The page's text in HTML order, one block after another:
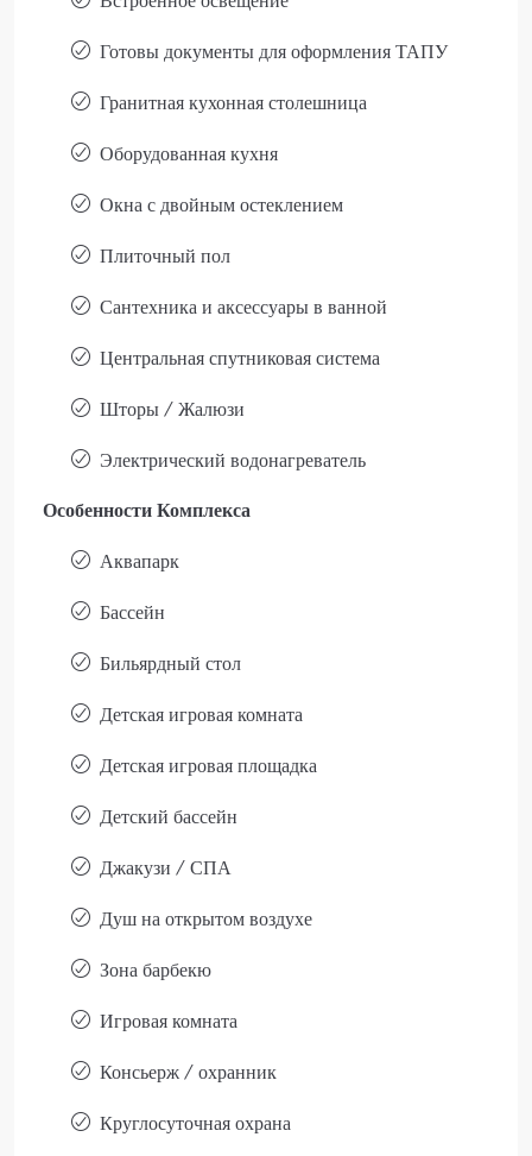
Готовы документы для оформления ТАПУ
Гранитная кухонная столешница
Оборудованная кухня
Окна с двойным остеклением
Плиточный пол
Сантехника и аксессуары в ванной
Центральная спутниковая система
Шторы / Жалюзи
Электрический водонагреватель
Особенности Комплекса
Аквапарк
Бассейн
Бильярдный стол
Детская игровая комната
Детская игровая площадка
Детский бассейн
Джакузи / СПА
Душ на открытом воздухе
Зона барбекю
Игровая комната
Консьерж / охранник
Круглосуточная охрана